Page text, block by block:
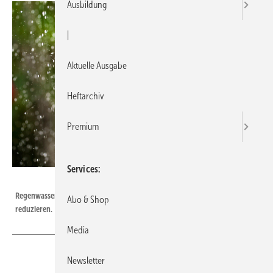
Regenwassernutzung kann die Gebühren für Trink- und Abwasser
reduzieren.
Ausbildung
Aktuelle Ausgabe
Heftarchiv
Premium
Services
Abo & Shop
Media
Newsletter